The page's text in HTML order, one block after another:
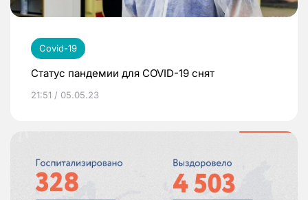
Covid-19
Статус пандемии для COVID-19 снят
21:51 / 05.05.23